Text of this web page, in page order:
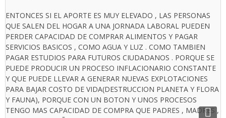
ENTONCES SI EL APORTE ES MUY ELEVADO , LAS PERSONAS
QUE SALEN DEL HOGAR A UNA JORNADA LABORAL PUEDEN
PERDER CAPACIDAD DE COMPRAR ALIMENTOS Y PAGAR
SERVICIOS BASICOS , COMO AGUA Y LUZ . COMO TAMBIEN
PAGAR ESTUDIOS PARA FUTUROS CIUDADANOS . PORQUE SE
PUEDE PRODUCIR UN PROCESO INFLACIONARIO CONSTANTE
Y QUE PUEDE LLEVAR A GENERAR NUEVAS EXPLOTACIONES
PARA BAJAR COSTO DE VIDA(DESTRUCCION PLANETA Y FLORA
Y FAUNA), PORQUE CON UN BOTON Y UNOS PROCESOS
TENGO MAS CAPACIDAD DE COMPRA QUE PADRES , MADRES ,